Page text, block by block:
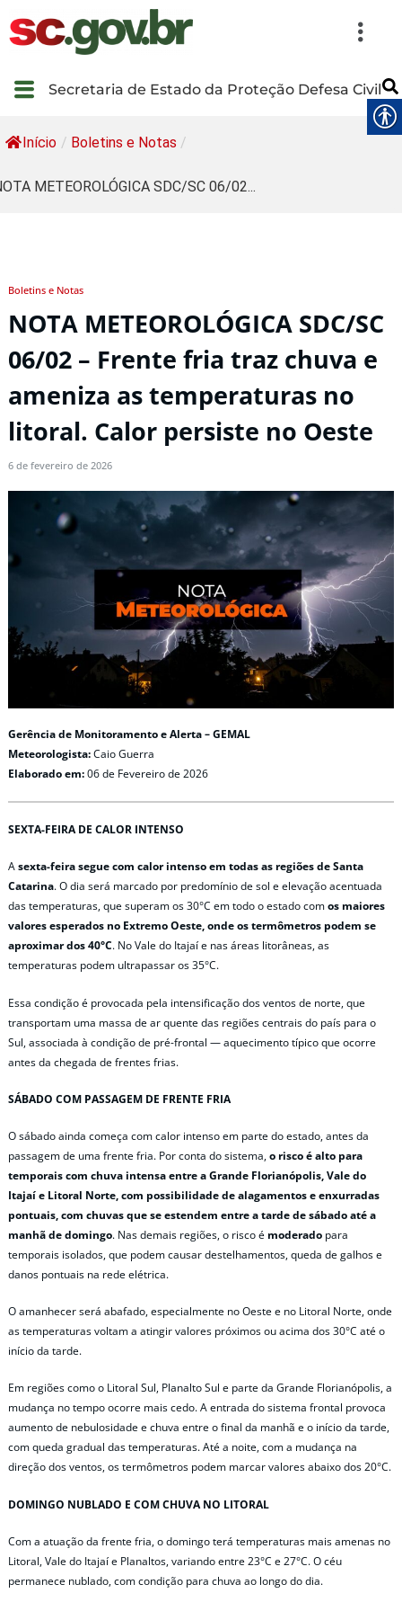
Secretaria de Estado da Proteção Defesa Civil
Início / Boletins e Notas /
METEOROLÓGICA SDC/SC 06/02...
Boletins e Notas
NOTA METEOROLÓGICA SDC/SC
06/02 – Frente fria traz chuva e
ameniza as temperaturas no
litoral. Calor persiste no Oeste
6 de fevereiro de 2026
Gerência de Monitoramento e Alerta – GEMAL
Meteorologista:Caio Guerra
Elaborado em:06 de Fevereiro de 2026
SEXTA-FEIRA DE CALOR INTENSO
Asexta-feira segue com calor intenso em todas as regiões de Santa
Catarina. O dia será marcado por predomínio de sol e elevação acentuada
das temperaturas, que superam os 30°C em todo o estado comos maiores
valores esperados no Extremo Oeste, onde os termômetros podem se
aproximar dos 40°C. No Vale do Itajaí e nas áreas litorâneas, as
temperaturas podem ultrapassar os 35°C.
Essa condição é provocada pela intensificação dos ventos de norte, que
transportam uma massa de ar quente das regiões centrais do país para o
Sul, associada à condição de pré-frontal — aquecimento típico que ocorre
antes da chegada de frentes frias.
SÁBADO COM PASSAGEM DE FRENTE FRIA
O sábado ainda começa com calor intenso em parte do estado, antes da
passagem de uma frente fria. Por conta do sistema,o risco é alto para
temporais com chuva intensa entre a Grande Florianópolis, Vale do
Itajaí e Litoral Norte, com possibilidade de alagamentos e enxurradas
pontuais, com chuvas que se estendem entre a tarde de sábado até a
manhã de domingo. Nas demais regiões, o risco é moderado para
temporais isolados, que podem causar destelhamentos, queda de galhos e
danos pontuais na rede elétrica.
O amanhecer será abafado, especialmente no Oeste e no Litoral Norte, onde
as temperaturas voltam a atingir valores próximos ou acima dos 30°C até o
início da tarde.
Em regiões como o Litoral Sul, Planalto Sul e parte da Grande Florianópolis, a
mudança no tempo ocorre mais cedo. A entrada do sistema frontal provoca
aumento de nebulosidade e chuva entre o final da manhã e o início da tarde,
com queda gradual das temperaturas. Até a noite, com a mudança na
direção dos ventos, os termômetros podem marcar valores abaixo dos 20°C.
DOMINGO NUBLADO E COM CHUVA NO LITORAL
Com a atuação da frente fria, o domingo terá temperaturas mais amenas no
Litoral, Vale do Itajaí e Planaltos, variando entre 23°C e 27°C. O céu
permanece nublado, com condição para chuva ao longo do dia.